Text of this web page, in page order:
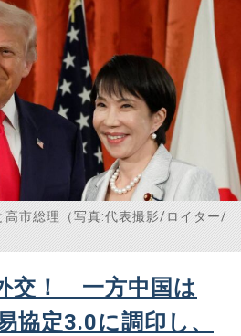
高市総理（写真:代表撮影/ロイター/
交！ 一方中国は
協定3.0に調印し、